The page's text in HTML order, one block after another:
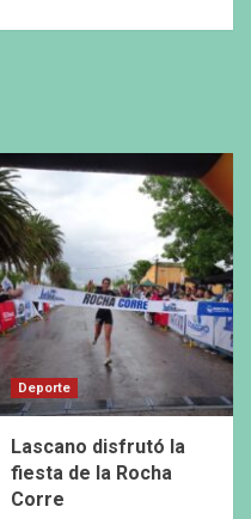
Deporte
Lascano disfrutó la
fiesta de la Rocha
Corre